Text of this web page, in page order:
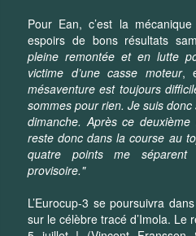
Pour Ean, c’est la
espoirs de bons résultats
pleine remontée et en lutte
victime d’une casse moteur,
mésaventure est toujours
sommes pour rien. Je suis donc
dimanche. Après ce
reste donc dans la course au
quatre points me séparent
provisoire."
L’Eurocup-3 se poursuivra
sur le célèbre tracé d’Imola. Le